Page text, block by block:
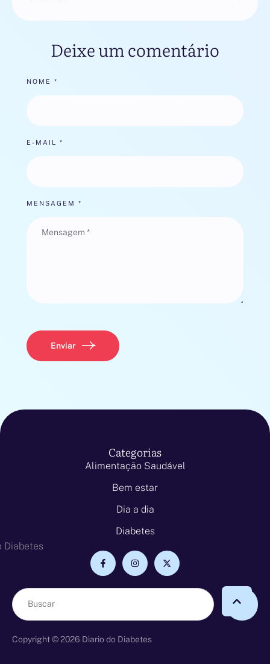
Deixe um comentário
MENSAGEM *
NOME *
E-MAIL *
Enviar
Copyright © 2026 Diario do Diabetes
Categorias
Alimentação Saudável
Bem estar
Dia a dia
Diabetes